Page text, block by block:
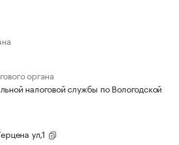
органа
налоговой службы по Вологодской
ул,1